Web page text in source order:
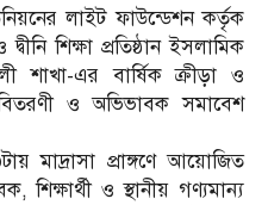
লাইট ফাউন্ডেশন কর্তৃক
শিক্ষা প্রতিষ্ঠান ইসলামিক
শাখা-এর বার্ষিক ক্রীড়া ও
বিতরণী ও অভিভাবক সমাবেশ
মাদ্রাসা প্রাঙ্গণে আয়োজিত
শিক্ষার্থী ও স্থানীয় গণ্যমান্য